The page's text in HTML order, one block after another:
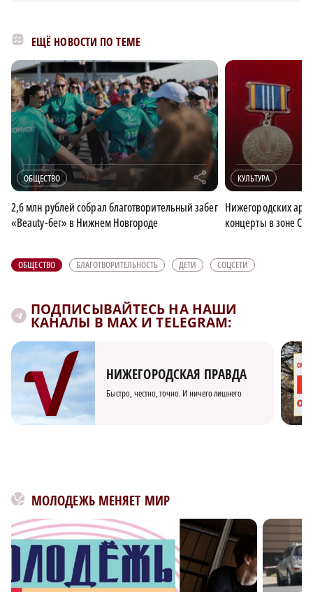
ЕЩЁ НОВОСТИ ПО ТЕМЕ
ОБЩЕСТВО r
2,6 млн рублей собрал благотворительный забег
«Beauty-бег» в Нижнем Новгороде
КУЛЬТУРА
Нижегородских
концерты в зоне
ОБЩЕСТВО БЛАГОТВОРИТЕЛЬНОСТЬ ДЕТИ СОЦСЕТИ
ПОДПИСЫВАЙТЕСЬ НА НАШИ
КАНАЛЫ В MAX И TELEGRAM:
НИЖЕГОРОДСКАЯ ПРАВДА
Быстро, честно, точно. И ничего лишнего
МОЛОДЕЖЬ МЕНЯЕТ МИР